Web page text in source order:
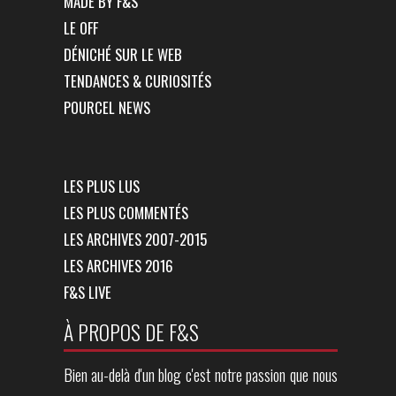
LE OFF
DÉNICHÉ SUR LE WEB
TENDANCES & CURIOSITÉS
POURCEL NEWS
LES PLUS LUS
LES PLUS COMMENTÉS
LES ARCHIVES 2007-2015
LES ARCHIVES 2016
F&S LIVE
À PROPOS DE F&S
Bien au-delà d'un blog c'est notre passion que nous